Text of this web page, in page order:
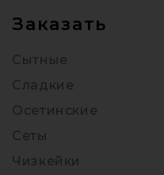
Заказать
Сытные
Сладкие
Осетинские
Сеты
Чизкейки